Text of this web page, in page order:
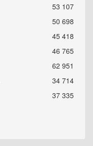
53 107
50 698
45 418
46 765
62 951
34 714
37 335